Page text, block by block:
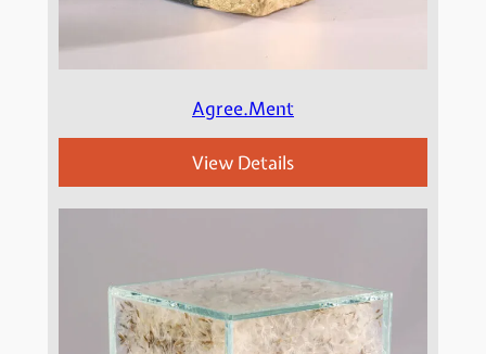
Agree.Ment
View Details